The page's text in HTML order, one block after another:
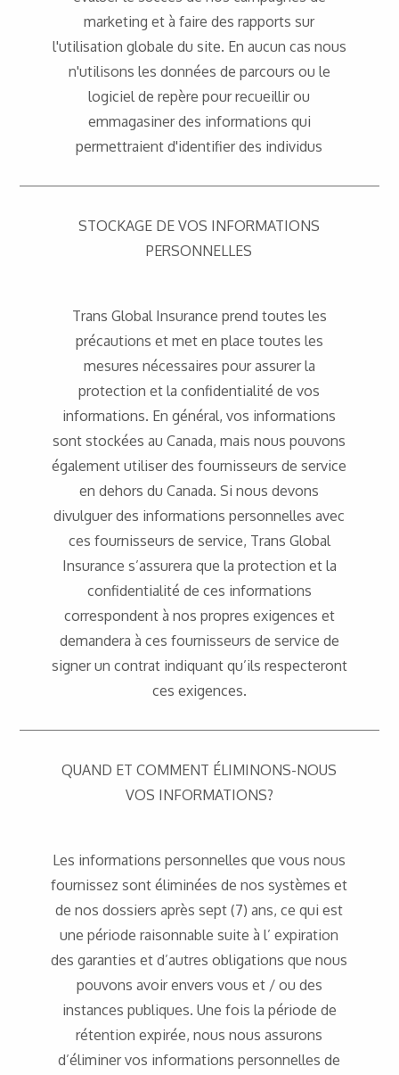
marketing et à faire des rapports sur
l'utilisation globale du site. En aucun cas nous
n'utilisons les données de parcours ou le
logiciel de repère pour recueillir ou
emmagasiner des informations qui
permettraient d'identifier des individus
STOCKAGE DE VOS INFORMATIONS
PERSONNELLES
Trans Global Insurance prend toutes les
précautions et met en place toutes les
mesures nécessaires pour assurer la
protection et la confidentialité de vos
informations. En général, vos informations
sont stockées au Canada, mais nous pouvons
également utiliser des fournisseurs de service
en dehors du Canada. Si nous devons
divulguer des informations personnelles avec
ces fournisseurs de service, Trans Global
Insurance s’assurera que la protection et la
confidentialité de ces informations
correspondent à nos propres exigences et
demandera à ces fournisseurs de service de
signer un contrat indiquant qu’ils respecteront
ces exigences.
QUAND ET COMMENT ÉLIMINONS-NOUS
VOS INFORMATIONS?
Les informations personnelles que vous nous
fournissez sont éliminées de nos systèmes et
de nos dossiers après sept (7) ans, ce qui est
une période raisonnable suite à l’ expiration
des garanties et d’autres obligations que nous
pouvons avoir envers vous et / ou des
instances publiques. Une fois la période de
rétention expirée, nous nous assurons
d’éliminer vos informations personnelles de